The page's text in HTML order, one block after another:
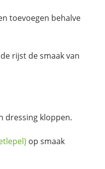
toevoegen behalve
rijst de smaak van
dressing kloppen.
op smaak